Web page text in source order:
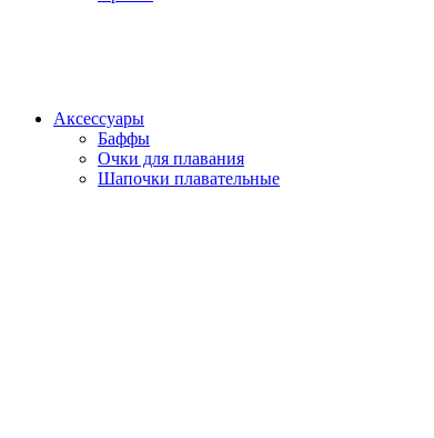
Аксессуары
Баффы
Очки для плавания
Шапочки плавательные